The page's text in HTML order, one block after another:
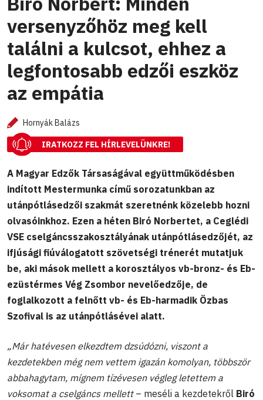
versenyzőhöz meg kell
találni a kulcsot, ehhez a
legfontosabb edzői eszköz
az empátia
Hornyák Balázs
IRATKOZZ FEL HÍRLEVELÜNKRE!
A Magyar Edzők Társaságával együttműködésben
indított Mestermunka című sorozatunkban az
utánpótlásedzői szakmát szeretnénk közelebb hozni
olvasóinkhoz. Ezen a héten Biró Norbertet, a Ceglédi
VSE cselgáncsszakosztályának utánpótlásedzőjét, az
ifjúsági fiúválogatott szövetségi trénerét mutatjuk
be, aki mások mellett a korosztályos vb-bronz- és Eb-
ezüstérmes Vég Zsombor nevelőedzője, de
foglalkozott a felnőtt vb- és Eb-harmadik Özbas
Szofival is az utánpótlásévei alatt.
„Már hatévesen elkezdtem dzsúdózni, viszont a
kezdetekben még nem vettem igazán komolyan, többször
abbahagytam, mígnem tízévesen végleg letettem a
voksomat a cselgáncs mellett – meséli a kezdetekről Biró